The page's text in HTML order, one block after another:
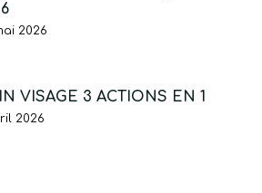
2026
VISAGE 3 ACTIONS EN 1
2026